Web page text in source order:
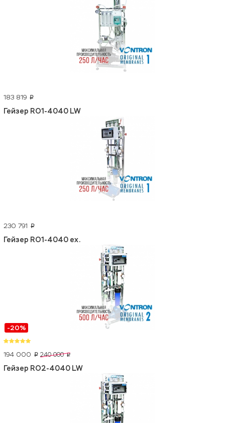
183 819 p
Гейзер RO1-4040 LW
230 791 p
Гейзер RO1-4040 ex.
-20%
194 000 p 240 000 p
Гейзер RO2-4040 LW